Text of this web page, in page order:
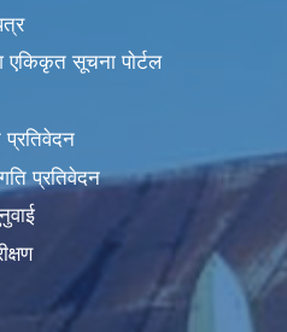
एकिकृत सूचना पाेर्टल
प्रतिवेदन
प्रतिवेदन